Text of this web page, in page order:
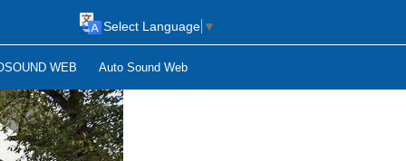
WEB Auto Sound Web
Select Language ▼